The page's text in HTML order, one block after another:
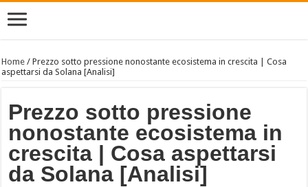
Home /Prezzo sotto pressione nonostante ecosistema in crescita | Cosa
aspettarsi da Solana [Analisi]
Prezzo sotto pressione
nonostante ecosistema in
crescita | Cosa aspettarsi
da Solana [Analisi]